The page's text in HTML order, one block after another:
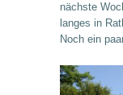
nächste
langes in
Noch ein